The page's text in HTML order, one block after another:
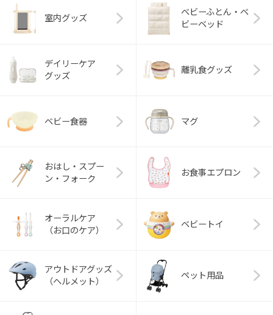
室内グッズ
ベビーふとん・ベ
ビーベッド
デイリーケア
グッズ
離乳食グッズ
ベビー食器 マグ
おはし・スプー
ン・フォーク
お食事エプロン
オーラルケア
（お口のケア）
ベビートイ
アウトドアグッズ
（ヘルメット）
ペット用品